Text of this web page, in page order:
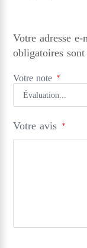
Votre adresse
obligatoires
Votre note*
Votre avis *